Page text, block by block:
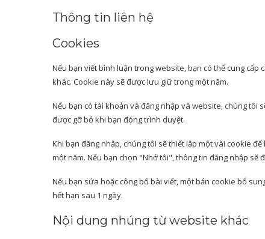
Thông tin liên hệ
Cookies
Nếu bạn viết bình luận trong website, bạn có thể cung
khác. Cookie này sẽ được lưu giữ trong một năm.
Nếu bạn có tài khoản và đăng nhập và website, chúng
được gỡ bỏ khi bạn đóng trình duyệt.
Khi bạn đăng nhập, chúng tôi sẽ thiết lập một vài cookie
một năm. Nếu bạn chọn "Nhớ tôi", thông tin đăng nhập
Nếu bạn sửa hoặc công bố bài viết, một bản cookie bổ
hết hạn sau 1 ngày.
Nội dung nhúng từ website khác